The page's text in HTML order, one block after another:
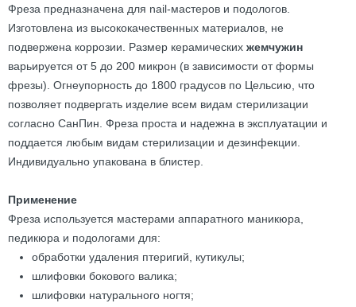
Фреза предназначена для nail-мастеров и подологов.
Изготовлена из высококачественных материалов, не
подвержена коррозии. Размер керамических жемчужин
варьируется от 5 до 200 микрон (в зависимости от формы
фрезы). Огнеупорность до 1800 градусов по Цельсию, что
позволяет подвергать изделие всем видам стерилизации
согласно СанПин. Фреза проста и надежна в эксплуатации и
поддается любым видам стерилизации и дезинфекции.
Индивидуально упакована в блистер.
Применение
Фреза используется мастерами аппаратного маникюра,
педикюра и подологами для:
обработки удаления птеригий, кутикулы;
шлифовки бокового валика;
шлифовки натурального ногтя;